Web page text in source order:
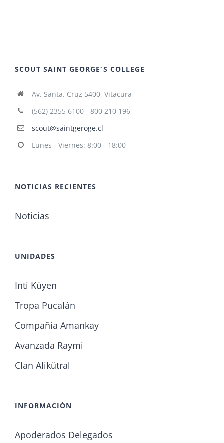
SCOUT SAINT GEORGE´S COLLEGE
Av. Santa. Cruz 5400, Vitacura
(562) 2355 6100 - 800 210 196
scout@saintgeroge.cl
Lunes - Viernes: 8:00 - 18:00
NOTICIAS RECIENTES
Noticias
UNIDADES
Inti Küyen
Tropa Pucalán
Compañía Amankay
Avanzada Raymi
Clan Alikütral
INFORMACIÓN
Apoderados Delegados